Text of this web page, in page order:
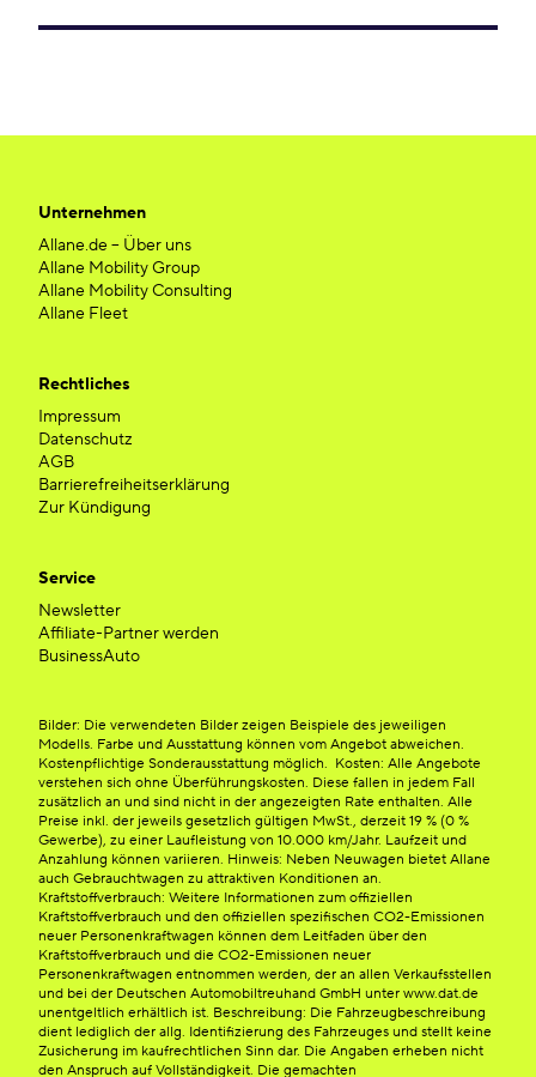
Unternehmen
Allane.de – Über uns
Allane Mobility Group
Allane Mobility Consulting
Allane Fleet
Rechtliches
Impressum
Datenschutz
AGB
Barrierefreiheitserklärung
Zur Kündigung
Service
Newsletter
Affiliate-Partner werden
BusinessAuto
Bilder: Die verwendeten Bilder zeigen Beispiele des jeweiligen
Modells. Farbe und Ausstattung können vom Angebot abweichen.
Kostenpflichtige Sonderausstattung möglich. Kosten: Alle Angebote
verstehen sich ohne Überführungskosten. Diese fallen in jedem Fall
zusätzlich an und sind nicht in der angezeigten Rate enthalten. Alle
Preise inkl. der jeweils gesetzlich gültigen MwSt., derzeit 19 % (0 %
Gewerbe), zu einer Laufleistung von 10.000 km/Jahr. Laufzeit und
Anzahlung können variieren. Hinweis: Neben Neuwagen bietet Allane
auch Gebrauchtwagen zu attraktiven Konditionen an.
Kraftstoffverbrauch: Weitere Informationen zum offiziellen
Kraftstoffverbrauch und den offiziellen spezifischen CO2-Emissionen
neuer Personenkraftwagen können dem Leitfaden über den
Kraftstoffverbrauch und die CO2-Emissionen neuer
Personenkraftwagen entnommen werden, der an allen Verkaufsstellen
und bei der Deutschen Automobiltreuhand GmbH unter www.dat.de
unentgeltlich erhältlich ist. Beschreibung: Die Fahrzeugbeschreibung
dient lediglich der allg. Identifizierung des Fahrzeuges und stellt keine
Zusicherung im kaufrechtlichen Sinn dar. Die Angaben erheben nicht
den Anspruch auf Vollständigkeit. Die gemachten